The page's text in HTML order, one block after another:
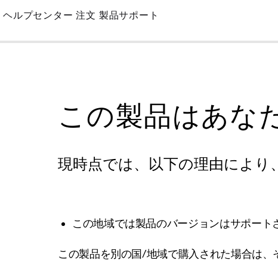
Skip
Main
ヘルプセンター 注文 製品サポート
この製品はあな
現時点では、以下の理由により
この地域では製品のバージョンはサポート
この製品を別の国/地域で購入された場合は